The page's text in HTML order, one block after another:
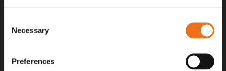
Selection
Necessary
Preferences